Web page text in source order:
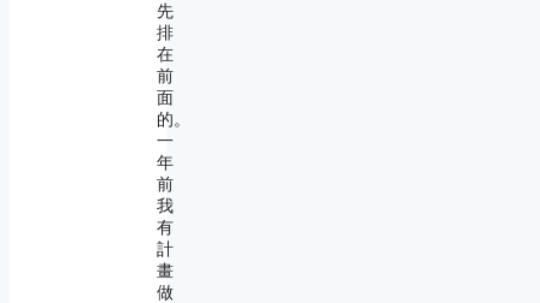
先
排
在
前
面
的。
一
年
前
我
有
計
畫
做